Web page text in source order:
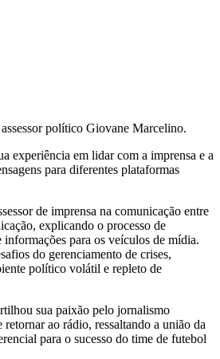
político Giovane Marcelino.
experiência em lidar com a imprensa e a
para diferentes plataformas
de imprensa na comunicação entre
explicando o processo de
para os veículos de mídia.
do gerenciamento de crises,
político volátil e repleto de
sua paixão pelo jornalismo
retornar ao rádio, ressaltando a união da
para o sucesso do time de futebol